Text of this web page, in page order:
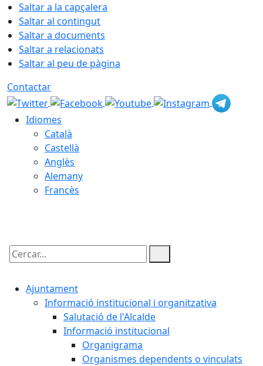
Saltar a la capçalera
Saltar al contingut
Saltar a documents
Saltar a relacionats
Saltar al peu de pàgina
Contactar
Idiomes
Català
Castellà
Anglès
Alemany
Francès
Cercar:
Ajuntament
Informació institucional i organitzativa
Salutació de l'Alcalde
Informació institucional
Organigrama
Organismes dependents o vinculats